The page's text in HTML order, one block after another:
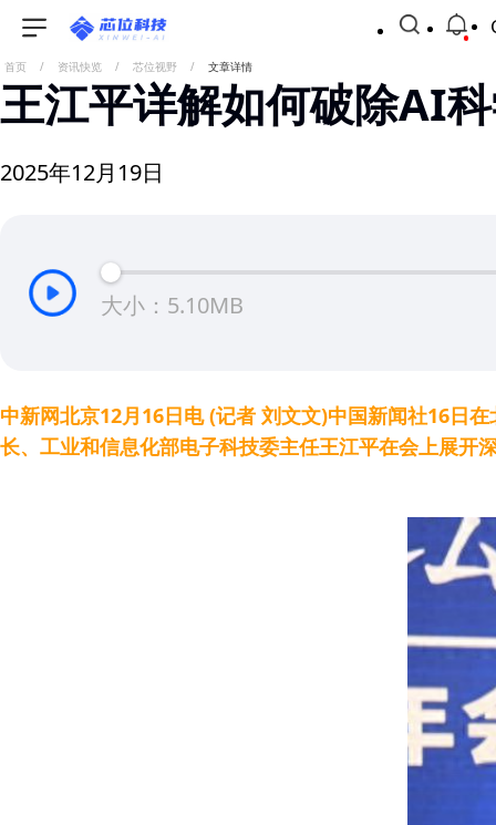
首页 / 资讯快览 / 芯位视野 / 文章详情
王江平详解如何破除AI
2025年12月19日
大小：5.10MB
中新网北京12月16日电 (记者 刘文文)中国新闻社16日
长、工业和信息化部电子科技委主任王江平在会上展开